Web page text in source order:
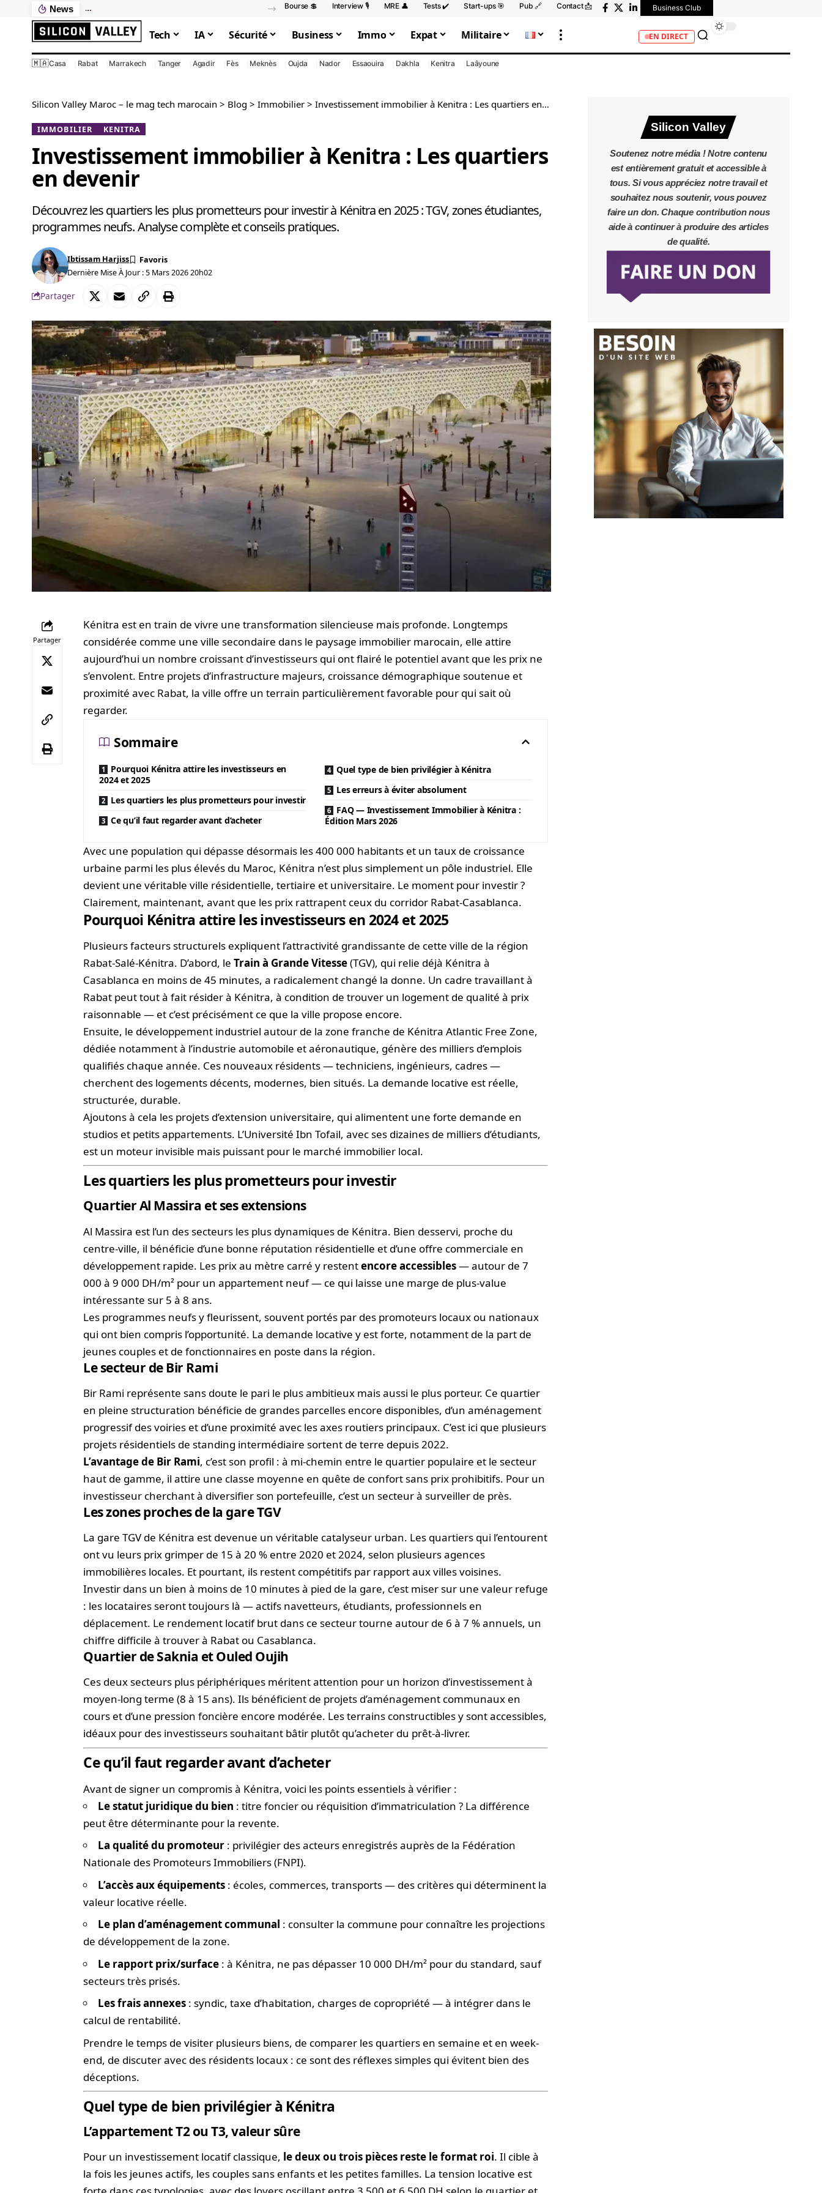
News Bourse 💲 Interview 🎙️ MRE 👤 Tests ✔️ Start-ups 🎯 Pub 🔗 Contact 📩 Business Club
Tech IA Sécurité Business Immo Expat Militaire EN DIRECT
🇲🇦Casa Rabat Marrakech Tanger Agadir Fès Meknès Oujda Nador Essaouira Dakhla Kenitra Laâyoune
Silicon Valley Maroc – le mag tech marocain > Blog > Immobilier > Investissement immobilier à Kenitra : Les quartiers en devenir
IMMOBILIER KENITRA
Investissement immobilier à Kenitra : Les quartiers
en devenir
Découvrez les quartiers les plus prometteurs pour investir à Kénitra en 2025 : TGV, zones étudiantes,
programmes neufs. Analyse complète et conseils pratiques.
Dernière Mise À Jour : 5 Mars 2026 20h02
Ibtissam Harjiss
Partager
Partager
Kénitra est en train de vivre une transformation silencieuse mais profonde. Longtemps
considérée comme une ville secondaire dans le paysage immobilier marocain, elle attire
aujourd’hui un nombre croissant d’investisseurs qui ont flairé le potentiel avant que les prix ne
s’envolent. Entre projets d’infrastructure majeurs, croissance démographique soutenue et
proximité avec Rabat, la ville offre un terrain particulièrement favorable pour qui sait où
regarder.
Sommaire
Pourquoi Kénitra attire les investisseurs en
2024 et 2025
Les quartiers les plus prometteurs pour investir
Ce qu’il faut regarder avant d’acheter
Quel type de bien privilégier à Kénitra
Les erreurs à éviter absolument
FAQ — Investissement Immobilier à Kénitra :
Édition Mars 2026
Avec une population qui dépasse désormais les 400 000 habitants et un taux de croissance
urbaine parmi les plus élevés du Maroc, Kénitra n’est plus simplement un pôle industriel. Elle
devient une véritable ville résidentielle, tertiaire et universitaire. Le moment pour investir ?
Clairement, maintenant, avant que les prix rattrapent ceux du corridor Rabat-Casablanca.
Pourquoi Kénitra attire les investisseurs en 2024 et 2025
Plusieurs facteurs structurels expliquent l’attractivité grandissante de cette ville de la région
Rabat-Salé-Kénitra. D’abord, leTrain à Grande Vitesse(TGV), qui relie déjà Kénitra à
Casablanca en moins de 45 minutes, a radicalement changé la donne. Un cadre travaillant à
Rabat peut tout à fait résider à Kénitra, à condition de trouver un logement de qualité à prix
raisonnable — et c’est précisément ce que la ville propose encore.
Ensuite, le développement industriel autour de la zone franche de Kénitra Atlantic Free Zone,
dédiée notamment à l’industrie automobile et aéronautique, génère des milliers d’emplois
qualifiés chaque année. Ces nouveaux résidents — techniciens, ingénieurs, cadres —
cherchent des logements décents, modernes, bien situés. La demande locative est réelle,
structurée, durable.
Ajoutons à cela les projets d’extension universitaire, qui alimentent une forte demande en
studios et petits appartements. L’Université Ibn Tofail, avec ses dizaines de milliers d’étudiants,
est un moteur invisible mais puissant pour le marché immobilier local.
Les quartiers les plus prometteurs pour investir
Quartier Al Massira et ses extensions
Al Massira est l’un des secteurs les plus dynamiques de Kénitra. Bien desservi, proche du
centre-ville, il bénéficie d’une bonne réputation résidentielle et d’une offre commerciale en
développement rapide. Les prix au mètre carré y restentencore accessibles— autour de 7
000 à 9 000 DH/m² pour un appartement neuf — ce qui laisse une marge de plus-value
intéressante sur 5 à 8 ans.
Les programmes neufs y fleurissent, souvent portés par des promoteurs locaux ou nationaux
qui ont bien compris l’opportunité. La demande locative y est forte, notamment de la part de
jeunes couples et de fonctionnaires en poste dans la région.
Le secteur de Bir Rami
Bir Rami représente sans doute le pari le plus ambitieux mais aussi le plus porteur. Ce quartier
en pleine structuration bénéficie de grandes parcelles encore disponibles, d’un aménagement
progressif des voiries et d’une proximité avec les axes routiers principaux. C’est ici que plusieurs
projets résidentiels de standing intermédiaire sortent de terre depuis 2022.
L’avantage de Bir Rami, c’est son profil : à mi-chemin entre le quartier populaire et le secteur
haut de gamme, il attire une classe moyenne en quête de confort sans prix prohibitifs. Pour un
investisseur cherchant à diversifier son portefeuille, c’est un secteur à surveiller de près.
Les zones proches de la gare TGV
La gare TGV de Kénitra est devenue un véritable catalyseur urban. Les quartiers qui l’entourent
ont vu leurs prix grimper de 15 à 20 % entre 2020 et 2024, selon plusieurs agences
immobilières locales. Et pourtant, ils restent compétitifs par rapport aux villes voisines.
Investir dans un bien à moins de 10 minutes à pied de la gare, c’est miser sur une valeur refuge
: les locataires seront toujours là — actifs navetteurs, étudiants, professionnels en
déplacement. Le rendement locatif brut dans ce secteur tourne autour de 6 à 7 % annuels, un
chiffre difficile à trouver à Rabat ou Casablanca.
Quartier de Saknia et Ouled Oujih
Ces deux secteurs plus périphériques méritent attention pour un horizon d’investissement à
moyen-long terme (8 à 15 ans). Ils bénéficient de projets d’aménagement communaux en
cours et d’une pression foncière encore modérée. Les terrains constructibles y sont accessibles,
idéaux pour des investisseurs souhaitant bâtir plutôt qu’acheter du prêt-à-livrer.
Ce qu’il faut regarder avant d’acheter
Avant de signer un compromis à Kénitra, voici les points essentiels à vérifier :
Le statut juridique du bien : titre foncier ou réquisition d’immatriculation ? La différence
peut être déterminante pour la revente.
La qualité du promoteur : privilégier des acteurs enregistrés auprès de la Fédération
Nationale des Promoteurs Immobiliers (FNPI).
L’accès aux équipements : écoles, commerces, transports — des critères qui déterminent la
valeur locative réelle.
Le plan d’aménagement communal : consulter la commune pour connaître les projections
de développement de la zone.
Le rapport prix/surface : à Kénitra, ne pas dépasser 10 000 DH/m² pour du standard, sauf
secteurs très prisés.
Les frais annexes : syndic, taxe d’habitation, charges de copropriété — à intégrer dans le
calcul de rentabilité.
Prendre le temps de visiter plusieurs biens, de comparer les quartiers en semaine et en week-
end, de discuter avec des résidents locaux : ce sont des réflexes simples qui évitent bien des
déceptions.
Quel type de bien privilégier à Kénitra
L’appartement T2 ou T3, valeur sûre
Pour un investissement locatif classique, le deux ou trois pièces reste le format roi. Il cible à
la fois les jeunes actifs, les couples sans enfants et les petites familles. La tension locative est
Silicon Valley
Soutenez notre média ! Notre contenu
est entièrement gratuit et accessible à
tous. Si vous appréciez notre travail et
souhaitez nous soutenir, vous pouvez
faire un don. Chaque contribution nous
aide à continuer à produire des articles
de qualité.